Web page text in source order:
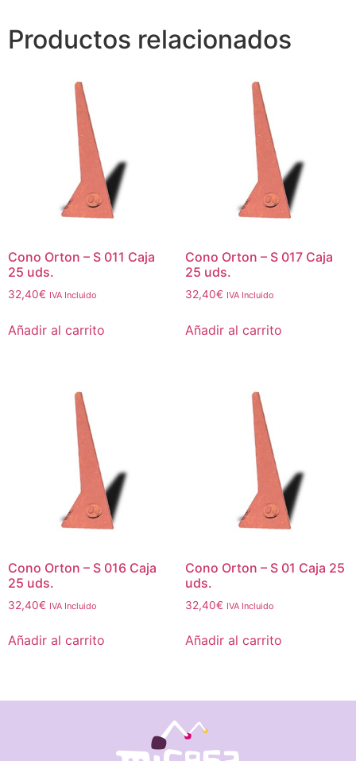
Productos relacionados
Cono Orton – S 011 Caja
25 uds.
32,40€ IVA Incluido
Añadir al carrito
Cono Orton – S 017 Caja
25 uds.
32,40€ IVA Incluido
Añadir al carrito
Cono Orton – S 016 Caja
25 uds.
32,40€ IVA Incluido
Añadir al carrito
Cono Orton – S 01 Caja 25
uds.
32,40€ IVA Incluido
Añadir al carrito